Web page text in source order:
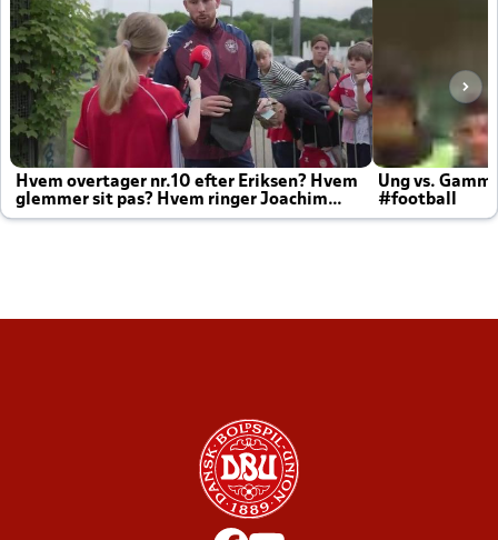
Hvem overtager nr.10 efter Eriksen? Hvem
glemmer sit pas? Hvem ringer Joachim
altid til efter kampe?
Ung vs.
#football